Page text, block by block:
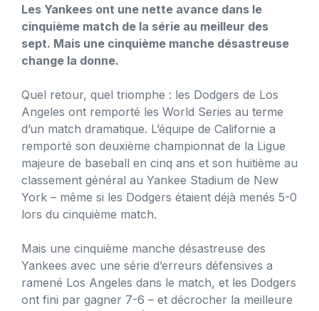
Les Yankees ont une nette avance dans le
cinquième match de la série au meilleur des
sept. Mais une cinquième manche désastreuse
change la donne.
Quel retour, quel triomphe : les Dodgers de Los
Angeles ont remporté les World Series au terme
d’un match dramatique. L’équipe de Californie a
remporté son deuxième championnat de la Ligue
majeure de baseball en cinq ans et son huitième au
classement général au Yankee Stadium de New
York – même si les Dodgers étaient déjà menés 5-0
lors du cinquième match.
Mais une cinquième manche désastreuse des
Yankees avec une série d’erreurs défensives a
ramené Los Angeles dans le match, et les Dodgers
ont fini par gagner 7-6 – et décrocher la meilleure